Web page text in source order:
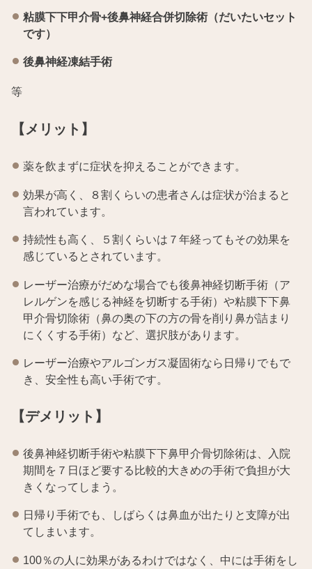
粘膜下下甲介骨+後鼻神経合併切除術（だいたいセット
です）
後鼻神経凍結手術
等
【メリット】
薬を飲まずに症状を抑えることができます。
効果が高く、８割くらいの患者さんは症状が治まると
言われています。
持続性も高く、５割くらいは７年経ってもその効果を
感じているとされています。
レーザー治療がだめな場合でも後鼻神経切断手術（ア
レルゲンを感じる神経を切断する手術）や粘膜下下鼻
甲介骨切除術（鼻の奥の下の方の骨を削り鼻が詰まり
にくくする手術）など、選択肢があります。
レーザー治療やアルゴンガス凝固術なら日帰りでもで
き、安全性も高い手術です。
【デメリット】
後鼻神経切断手術や粘膜下下鼻甲介骨切除術は、入院
期間を７日ほど要する比較的大きめの手術で負担が大
きくなってしまう。
日帰り手術でも、しばらくは鼻血が出たりと支障が出
てしまいます。
100％の人に効果があるわけではなく、中には手術をし